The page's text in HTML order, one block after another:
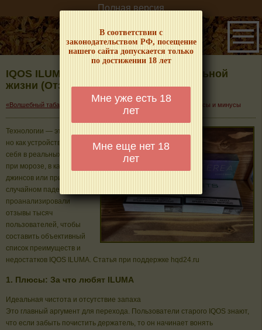
В соответствии с
законодательством РФ, посещение
нашего сайта допускается только
по достижении 18 лет
Мне уже есть 18
лет
Мне еще нет 18
лет
Полная версия
IQOS ILUMA: Плюсы и минусы в реальной
жизни (Отзывы и опыт)
«Волшебный табачок» – о табаке и курении → IQOS ILUMA: Плюсы и минусы
Технологии — это хорошо,
но как устройство ведет
себя в реальных условиях:
при морозе, в кармане
джинсов или при
случайном падении? Мы
проанализировали
отзывы тысяч
пользователей, чтобы
составить объективный
список преимуществ и
недостатков IQOS ILUMA. Статья при поддержке hqd24.ru
1. Плюсы: За что любят ILUMA
Идеальная чистота и отсутствие запаха
Это главный аргумент для перехода. Пользователи старого IQOS знают,
что если забыть почистить держатель, то он начинает вонять